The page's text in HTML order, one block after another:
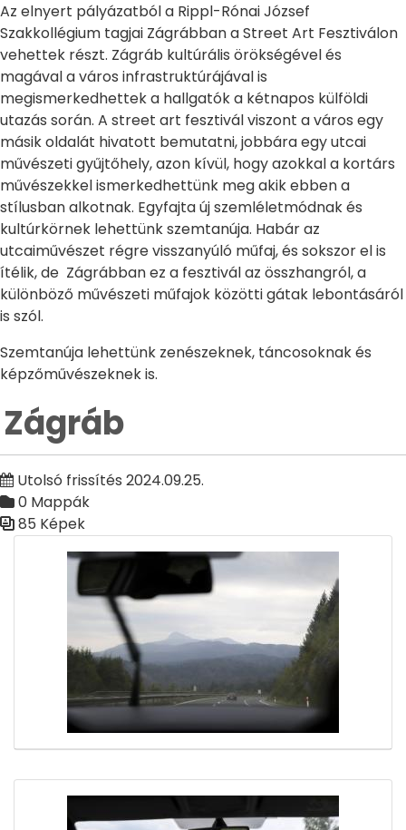
Az elnyert pályázatból a Rippl-Rónai József
Szakkollégium tagjai Zágrábban a Street Art Fesztiválon
vehettek részt. Zágráb kultúrális örökségével és
magával a város infrastruktúrájával is
megismerkedhettek a hallgatók a kétnapos külföldi
utazás során. A street art fesztivál viszont a város egy
másik oldalát hivatott bemutatni, jobbára egy utcai
művészeti gyűjtőhely, azon kívül, hogy azokkal a kortárs
művészekkel ismerkedhettünk meg akik ebben a
stílusban alkotnak. Egyfajta új szemléletmódnak és
kultúrkörnek lehettünk szemtanúja. Habár az
utcaiművészet régre visszanyúló műfaj, és sokszor el is
ítélik, de Zágrábban ez a fesztivál az összhangról, a
különböző művészeti műfajok közötti gátak lebontásáról
is szól.
Szemtanúja lehettünk zenészeknek, táncosoknak és
képzőművészeknek is.
Zágráb
Utolsó frissítés 2024.09.25.
0 Mappák
85 Képek